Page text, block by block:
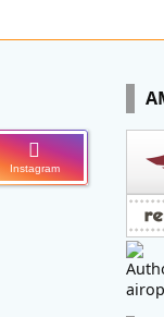
Instagram